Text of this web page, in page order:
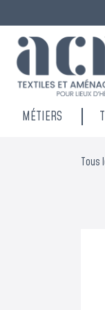
MÉTIERS
Tous